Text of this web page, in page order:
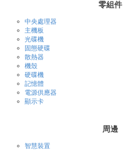
零組件
中央處理器
主機板
光碟機
固態硬碟
散熱器
機殼
硬碟機
記憶體
電源供應器
顯示卡
周邊
智慧裝置